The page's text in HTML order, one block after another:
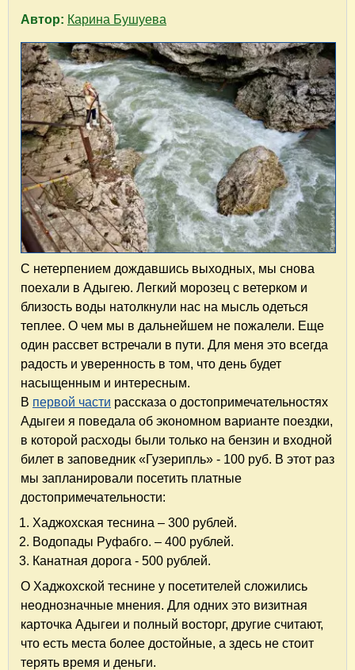
Автор: Карина Бушуева
С нетерпением дождавшись выходных, мы снова
поехали в Адыгею. Легкий морозец с ветерком и
близость воды натолкнули нас на мысль одеться
теплее. О чем мы в дальнейшем не пожалели. Еще
один рассвет встречали в пути. Для меня это всегда
радость и уверенность в том, что день будет
насыщенным и интересным.
В первой части рассказа о достопримечательностях
Адыгеи я поведала об экономном варианте поездки,
в которой расходы были только на бензин и входной
билет в заповедник «Гузерипль» - 100 руб. В этот раз
мы запланировали посетить платные
достопримечательности:
Хаджохская теснина – 300 рублей.
Водопады Руфабго. – 400 рублей.
Канатная дорога - 500 рублей.
О Хаджохской теснине у посетителей сложились
неоднозначные мнения. Для одних это визитная
карточка Адыгеи и полный восторг, другие считают,
что есть места более достойные, а здесь не стоит
терять время и деньги.